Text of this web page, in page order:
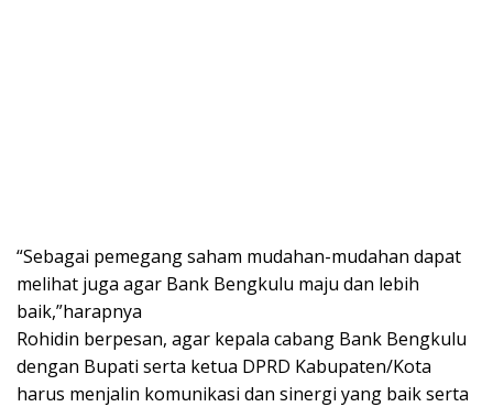
“Sebagai pemegang saham mudahan-mudahan dapat
melihat juga agar Bank Bengkulu maju dan lebih
baik,”harapnya
Rohidin berpesan, agar kepala cabang Bank Bengkulu
dengan Bupati serta ketua DPRD Kabupaten/Kota
harus menjalin komunikasi dan sinergi yang baik serta